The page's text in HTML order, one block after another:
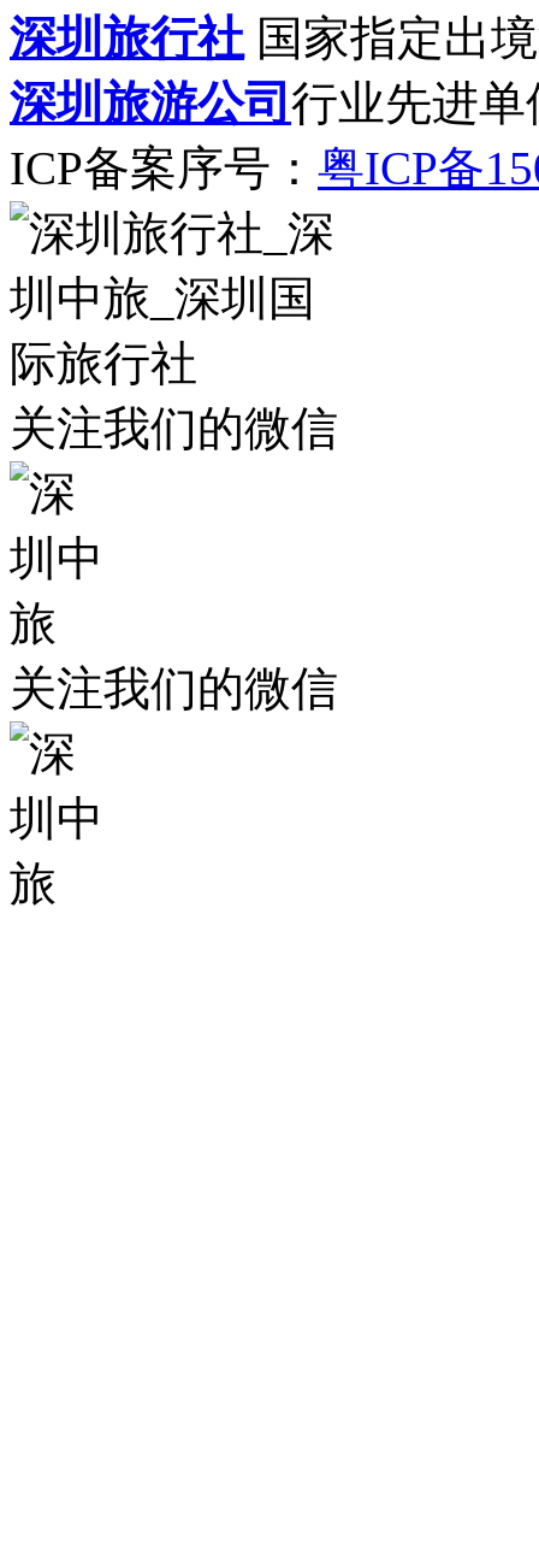
深圳旅行社 国家指定出
深圳旅游公司 行业先进单
ICP备案序号： 粤ICP备
关注我们的微信
关注我们的微信